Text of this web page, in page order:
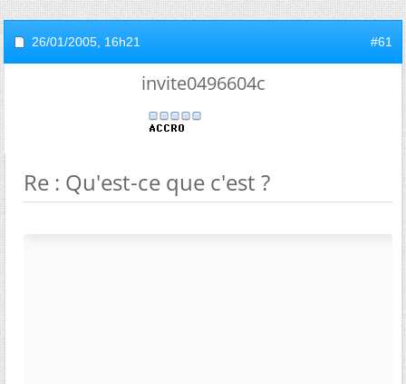
26/01/2005, 16h21 #61
invite0496604c
Re : Qu'est-ce que c'est ?